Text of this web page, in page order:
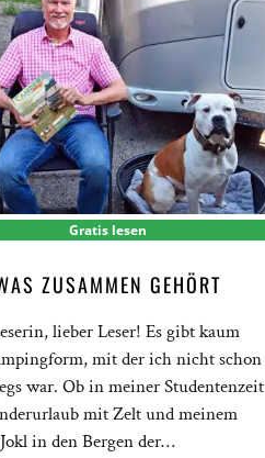
Gratis lesen
ZUSAMMEN GEHÖRT
lieber Leser! Es gibt kaum
mit der ich nicht schon
war. Ob in meiner Studentenzeit
mit Zelt und meinem
in den Bergen der…